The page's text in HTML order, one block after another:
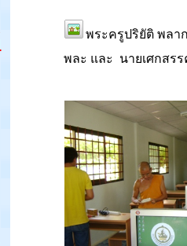
พระครูปริยัติ พลา
พละ และ นายเศกส